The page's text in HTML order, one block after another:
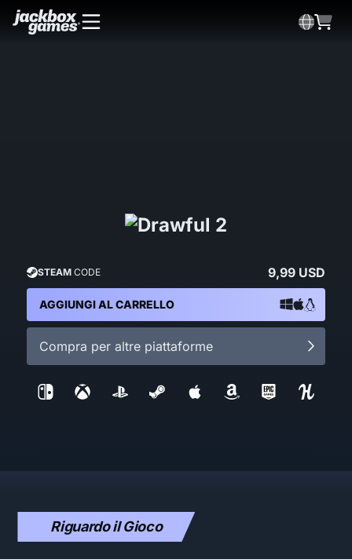
STEAMCODE 9,99 USD
AGGIUNGI AL CARRELLO
Compra per altre piattaforme
Riguardo il Gioco